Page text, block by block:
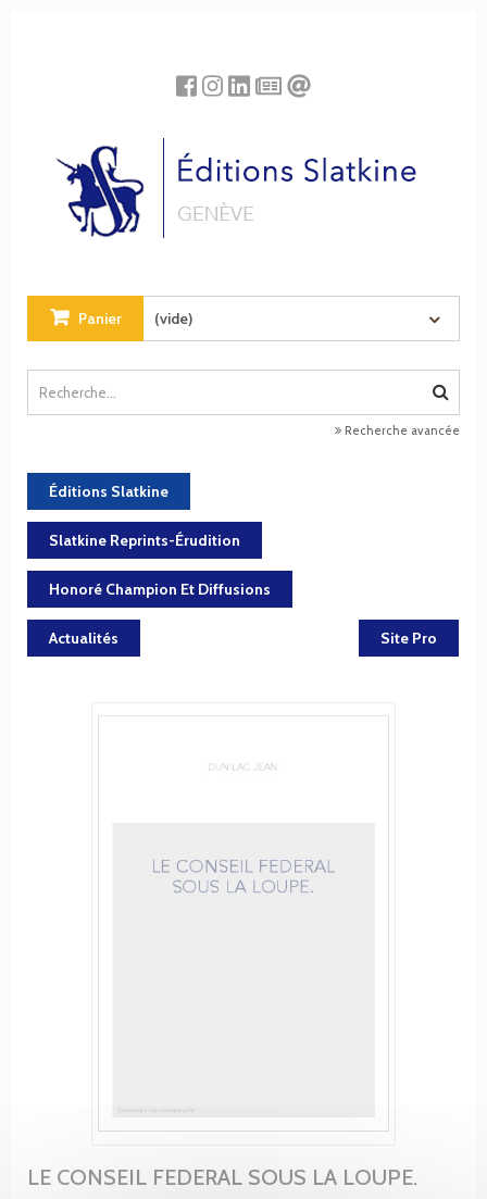
Panier (vide)
Recherche avancée
Éditions Slatkine
Slatkine Reprints-Érudition
Honoré Champion Et Diffusions
Actualités Site Pro
LE CONSEIL FEDERAL SOUS LA LOUPE.